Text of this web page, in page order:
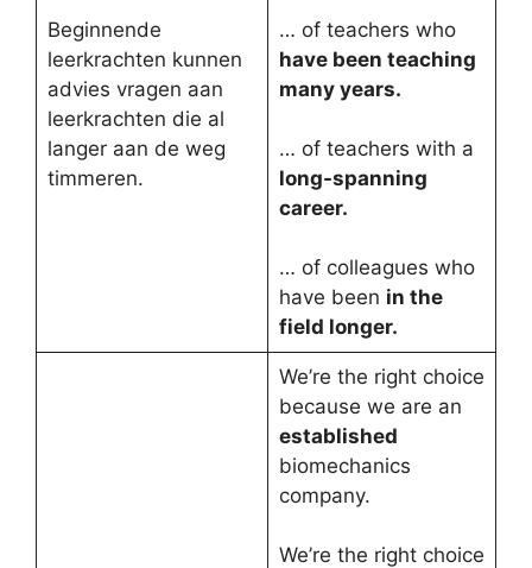
Beginnende
leerkrachten kunnen
advies vragen aan
leerkrachten die al
langer aan de weg
timmeren.
… of teachers who
have been teaching
many years.
… of teachers with a
long-spanning
career.
… of colleagues who
have been in the
field longer.
We’re the right choice
because we are an
established
biomechanics
company.
We’re the right choice